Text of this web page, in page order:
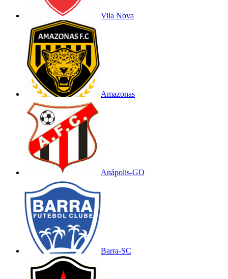
Vila Nova
Amazonas
Anápolis-GO
Barra-SC